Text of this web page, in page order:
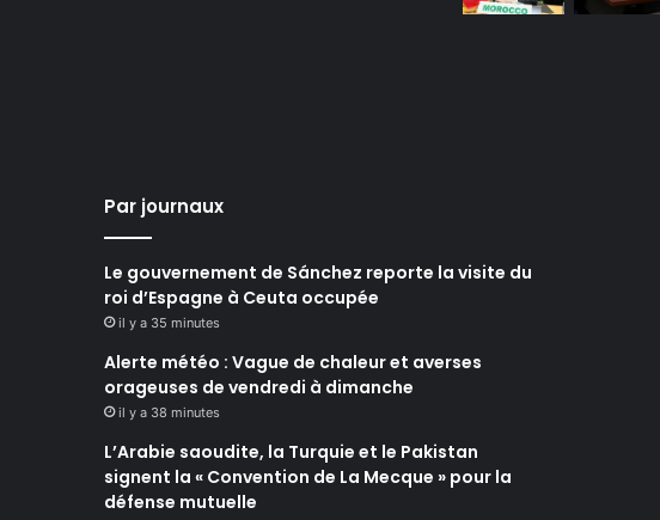
Par journaux
Le gouvernement de Sánchez reporte la visite du
roi d’Espagne à Ceuta occupée
il y a 35 minutes
Alerte météo : Vague de chaleur et averses
orageuses de vendredi à dimanche
il y a 38 minutes
L’Arabie saoudite, la Turquie et le Pakistan
signent la « Convention de La Mecque » pour la
défense mutuelle